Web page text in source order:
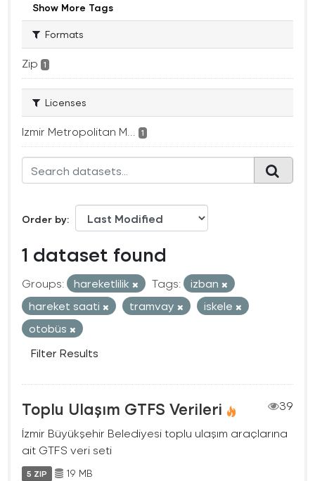
Show More Tags
Formats
Zip 1
Licenses
Izmir Metropolitan M... 1
Order by
1 dataset found
Groups: hareketlilik Tags:
izban
hareket saati
tramvay
iskele
otobüs
Filter Results
Toplu Ulaşım GTFS Verileri
39
İzmir Büyükşehir Belediyesi toplu ulaşım araçlarına
ait GTFS veri seti
5 ZIP 19 MB